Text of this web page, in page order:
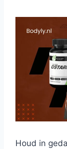
Houd in